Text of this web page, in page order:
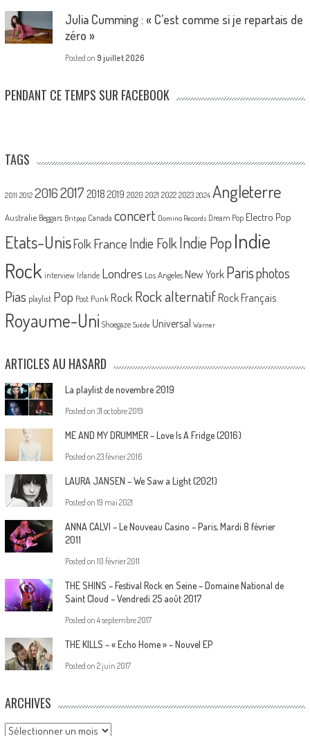
Julia Cumming : « C’est comme si je repartais de
zéro »
Posted on 9 juillet 2026
PENDANT CE TEMPS SUR FACEBOOK
TAGS
2011 2012 20162017 2018 2019 2020 2021 2022 2023 2024 Angleterre
Australie Beggars Britpop Canada concert Domino Records Dream Pop Electro Pop
Etats-UnisFolkFrance Indie FolkIndie PopIndie
Rock interview Irlande Londres Los Angeles New York Parisphotos
Pias playlist Pop Post Punk Rock Rock alternatif Rock Français
Royaume-Uni Shoegaze Suède Universal Warner
ARTICLES AU HASARD
La playlist de novembre 2019
Posted on 31 octobre 2019
ME AND MY DRUMMER – Love Is A Fridge (2016)
Posted on 23 février 2016
LAURA JANSEN – We Saw a Light (2021)
Posted on 19 mai 2021
ANNA CALVI – Le Nouveau Casino – Paris, Mardi 8 février
2011
Posted on 10 février 2011
THE SHINS – Festival Rock en Seine – Domaine National de
Saint Cloud – Vendredi 25 août 2017
Posted on 4 septembre 2017
THE KILLS – « Echo Home » – Nouvel EP
Posted on 2 juin 2017
ARCHIVES
Archives